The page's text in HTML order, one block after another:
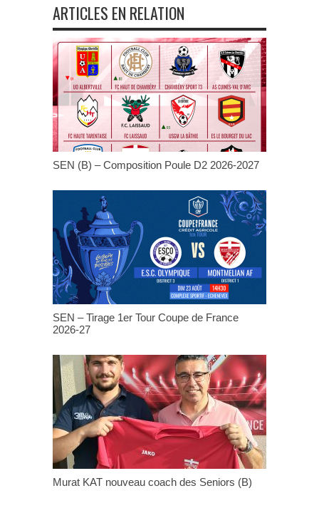
ARTICLES EN RELATION
SEN (B) – Composition Poule D2 2026-2027
SEN – Tirage 1er Tour Coupe de France
2026-27
Murat KAT nouveau coach des Seniors (B)